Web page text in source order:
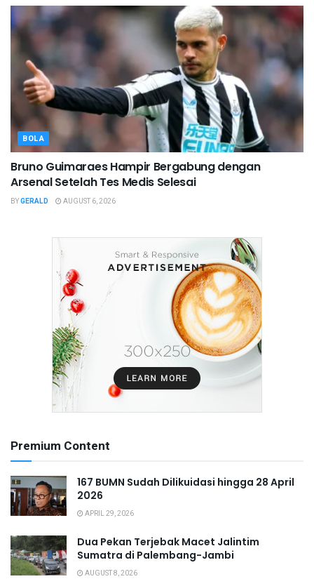
BOLA
Bruno Guimaraes Hampir Bergabung dengan
Arsenal Setelah Tes Medis Selesai
BYGERALD AUGUST 6, 2026
Premium Content
167 BUMN Sudah Dilikuidasi hingga 28 April
2026
APRIL 29, 2026
Dua Pekan Terjebak Macet Jalintim
Sumatra di Palembang-Jambi
AUGUST 8, 2026